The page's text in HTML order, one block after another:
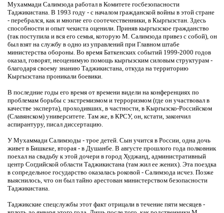
Мухаммади Салимзода работал в Комитете госбезопасности
Таджикистана. В 1993 году - с началом гражданской войны в этой стране
- перебрался, как и многие его соотечественники, в Кыргызстан. Здесь
способности и опыт чекиста оценили. Приняв кыргызское гражданство
(так поступила и вся его семья, которую М. Салимзода привез с собой), он
был взят на службу в одно из управлений при Главном штабе
министерства обороны. Во время Баткенских событий 1999-2000 годов
оказал, говорят, неоценимую помощь кыргызским силовым структурам -
благодаря своему знанию Таджикистана, откуда на территорию
Кыргызстана проникали боевики.
В последние годы его время от времени видели на конференциях по
проблемам борьбы с экстремизмом и терроризмом (где он участвовал в
качестве эксперта), проходивших, в частности, в Кыргызско-Российском
(Славянском) университете. Там же, в КРСУ, он, кстати, закончил
аспирантуру, писал диссертацию.
У Мухаммади Салимзоды - трое детей. Сын учится в России, одна дочь
живет в Бишкеке, вторая - в Душанбе. В августе прошлого года полковник
поехал на свадьбу к этой дочери в город Худжанд, административный
центр Согдийской области Таджикистана (там жил ее жених). Эта поездка
в сопредельное государство оказалась роковой - Салимзода исчез. Позже
выяснилось, что он был тайно арестован министерством безопасности
Таджикистана.
Таджикские спецслужбы этот факт отрицали в течение пяти месяцев -